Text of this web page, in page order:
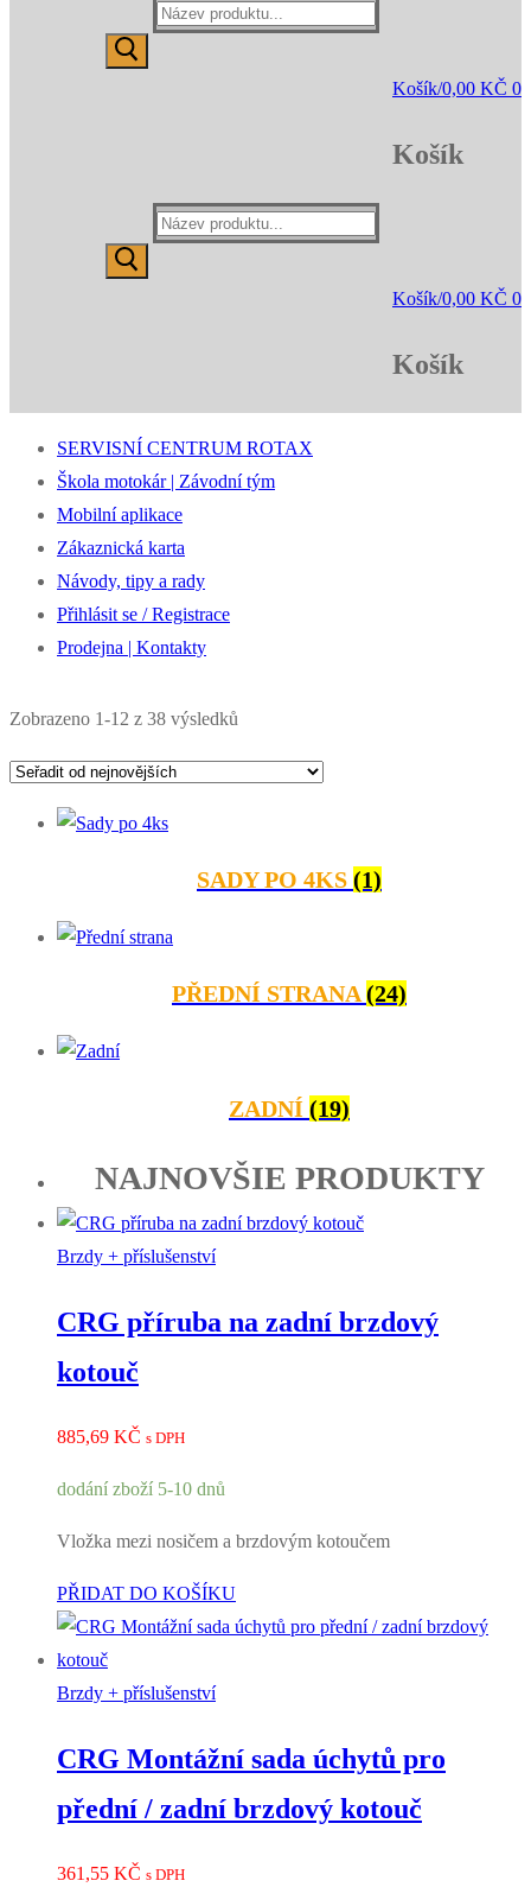
Hledat:
Košík/0,00 KČ 0
Košík
Hledat:
Košík/0,00 KČ 0
Košík
SERVISNÍ CENTRUM ROTAX
Škola motokár | Závodní tým
Mobilní aplikace
Zákaznická karta
Návody, tipy a rady
Přihlásit se / Registrace
Prodejna | Kontakty
Zobrazeno 1-12 z 38 výsledků
nejnovějších
SADY PO 4KS (1)
PŘEDNÍ STRANA(24)
ZADNÍ (19)
NAJNOVŠIE PRODUKTY
Brzdy + příslušenství
CRG příruba na zadní brzdový
kotouč
885,69 KČ s DPH
dodání zboží 5-10 dnů
Vložka mezi nosičem a brzdovým kotoučem
PŘIDAT DO KOŠÍKU
Brzdy + příslušenství
CRG Montážní sada úchytů pro
přední / zadní brzdový kotouč
361,55 KČ s DPH